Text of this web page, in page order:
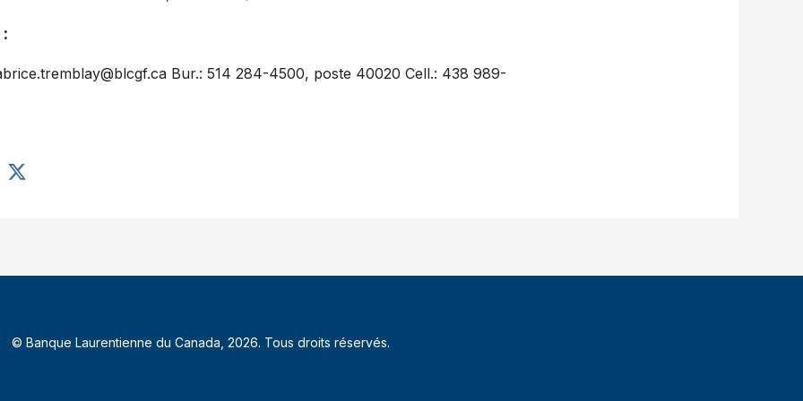
Bur.: 514 284-4500, poste 40020 Cell.: 438 989-
g
’
© Banque Laurentienne du Canada, 2026. Tous droits réservés.